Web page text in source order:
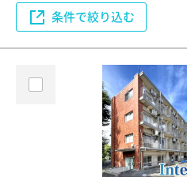
条件で絞り込む